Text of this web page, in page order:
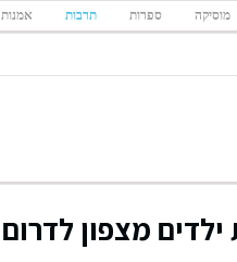
מוסיקה ספרות תרבות אמנות
מצפון לדרום